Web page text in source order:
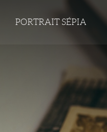
PORTRAIT SÉPIA